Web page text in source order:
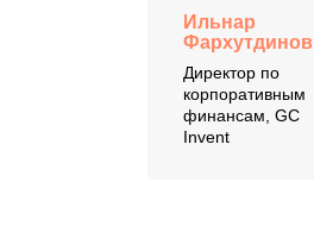
Ильнар
Фархутдинов
Директор по
корпоративным
финансам, GC
Invent